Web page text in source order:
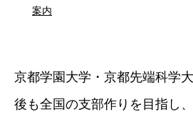
案内
京都学園大学・京都先端科学
後も全国の支部作りを目指し